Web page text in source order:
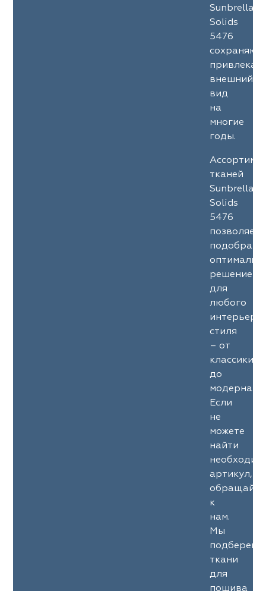
Sunbrella
Solids
5476
сохраняют
внешний
вид
на
многие
годы.
тканей
Sunbrella
Solids
5476
позволяет
подобрать
решение
для
любого
стиля
– от
классики
до
модерна.
Если
не
можете
найти
артикул,
к
нам.
Мы
подберем
ткани
для
пошива